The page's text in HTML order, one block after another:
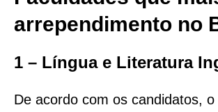
arrependimento no
1 – Língua e Literatura
De acordo com os candidatos,